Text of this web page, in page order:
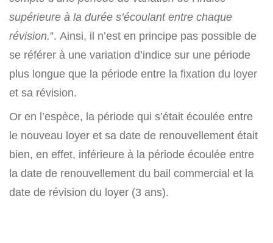
supérieure à la durée s’écoulant entre chaque
révision.”. Ainsi, il n’est en principe pas possible de
se référer à une variation d’indice sur une période
plus longue que la période entre la fixation du loyer
et sa révision.
Or en l’espèce, la période qui s’était écoulée entre
le nouveau loyer et sa date de renouvellement était
bien, en effet, inférieure à la période écoulée entre
la date de renouvellement du bail commercial et la
date de révision du loyer (3 ans).